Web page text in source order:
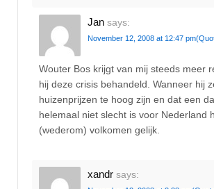
Jan says:
November 12, 2008 at 12:47 pm
Wouter Bos krijgt van mij steeds meer
hij deze crisis behandeld. Wanneer hij
huizenprijzen te hoog zijn en dat een
helemaal niet slecht is voor Nederland
(wederom) volkomen gelijk.
xandr says: